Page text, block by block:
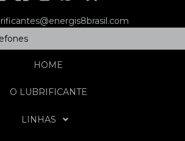
HOME
O LUBRIFICANTE
LINHAS